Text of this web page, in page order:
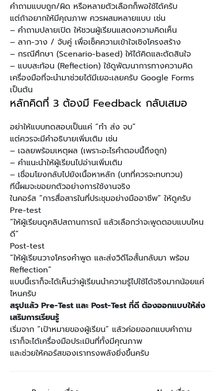
คำถามแบบถูก/ผิด หรือหลายตัวเลือกก็พอใช้ได้ครับ
แต่ถ้าอยากให้มีคุณภาพ ควรผสมหลายแบบ เช่น
– คำถามปลายเปิด ให้ชวนผู้เรียนแสดงความคิดเห็น
– ลาก-วาง / จับคู่ เพื่อเช็คความเข้าใจเชิงโครงสร้าง
– กรณีศึกษา (Scenario-based) ให้ได้คิดและตัดสินใจ
– แบบสะท้อน (Reflection) ใช้ดูพัฒนาการทางความคิด
เครื่องมือที่จะนำมาช่วยได้มีเยอะเลยครับ Google Forms
เป็นต้น
หลักคิดที่ 3 ต้องมี Feedback กลับเสมอ
อย่าให้แบบทดสอบเป็นแค่ “ทำ ส่ง จบ”
แต่ควรจะมีคำอธิบายเพิ่มเติม เช่น
– เฉลยพร้อมเหตุผล (เพราะอะไรคำตอบนี้ถึงถูก)
– คำแนะนำให้ผู้เรียนไปอ่านเพิ่มเติม
– เชื่อมโยงกลับไปยังเนื้อหาหลัก (บทที่ควรจะทบทวน)
ทีนี้ผมจะขอยกตัวอย่างการใช้งานจริง
ในคอร์ส “การสื่อสารในที่ประชุมอย่างมืออาชีพ” ให้ดูครับ
Pre-test
“ให้ผู้เรียนดูคลิปสถานการณ์ แล้วเลือกว่าจะพูดตอบแบบไหน
ดี”
Post-test
“ให้ผู้เรียนวางโครงคำพูด และส่งวิดีโอสั้นกลับมา พร้อม
Reflection”
แบบนี้เราก็จะได้เห็นว่าผู้เรียนนำความรู้ไปใช้ได้จริงมากน้อยแค่
ไหนครับ
สรุปแล้ว Pre-Test และ Post-Test ที่ดี ต้องออกแบบให้ส่ง
เสริมการเรียนรู้
เริ่มจาก “เป้าหมายของผู้เรียน” แล้วค่อยออกแบบคำถาม
เราก็จะได้เครื่องมือประเมินที่ทั้งมีคุณภาพ
และช่วยให้คอร์สของเราทรงพลังยิ่งขึ้นครับ